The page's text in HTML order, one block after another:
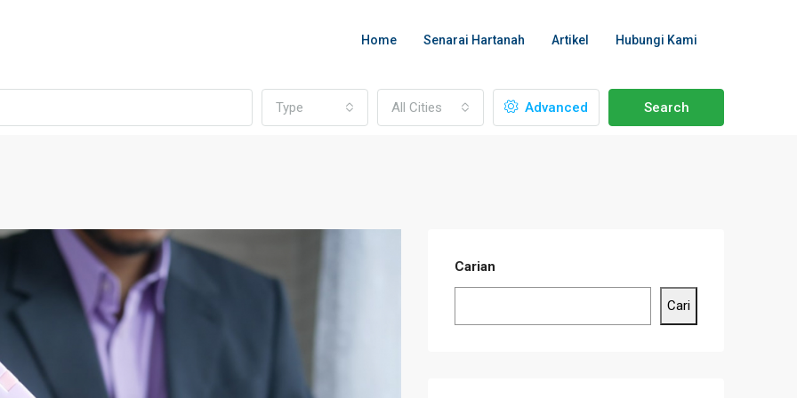
Home Senarai Hartanah Artikel Hubungi Kami
Type All Cities Advanced Search
Carian
Cari